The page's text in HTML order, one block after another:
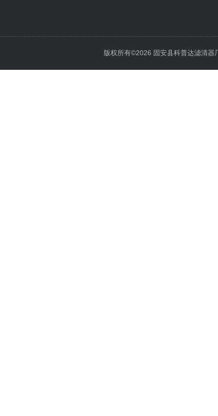
版权所有©2026 固安县科普达滤清